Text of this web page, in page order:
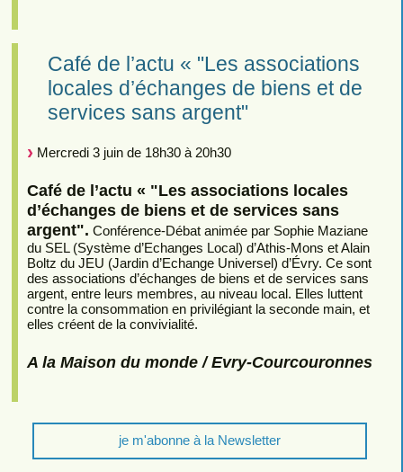
Café de l’actu « "Les associations
locales d’échanges de biens et de
services sans argent"
Mercredi 3 juin de 18h30 à 20h30
Café de l’actu « "Les associations locales
d’échanges de biens et de services sans
argent". Conférence-Débat animée par Sophie Maziane
du SEL (Système d’Echanges Local) d’Athis-Mons et Alain
Boltz du JEU (Jardin d’Echange Universel) d’Évry. Ce sont
des associations d’échanges de biens et de services sans
argent, entre leurs membres, au niveau local. Elles luttent
contre la consommation en privilégiant la seconde main, et
elles créent de la convivialité.
A la Maison du monde / Evry-Courcouronnes
je m'abonne à la Newsletter